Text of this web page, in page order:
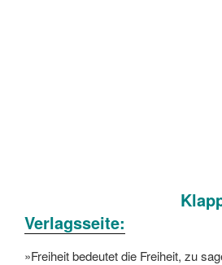
Verlagsseite:
»Freiheit bedeutet die Freiheit, zu